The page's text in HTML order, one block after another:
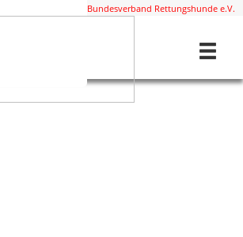
BRH Bundesverband Rettungshunde e.V.